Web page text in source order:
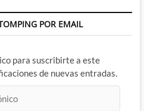
POR EMAIL
para suscribirte a este
de nuevas entradas.